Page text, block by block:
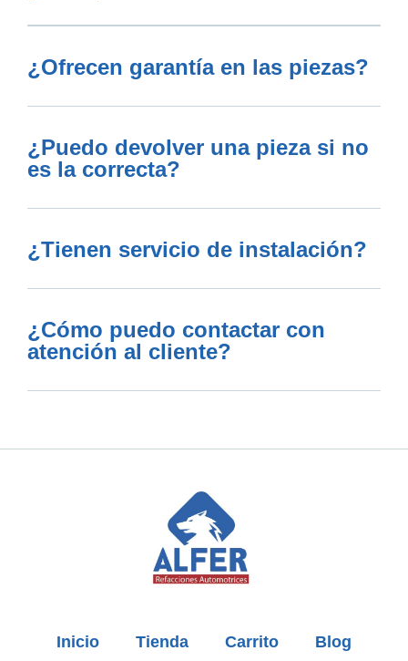
¿Ofrecen garantía en las piezas?
¿Puedo devolver una pieza si no
es la correcta?
¿Tienen servicio de instalación?
¿Cómo puedo contactar con
atención al cliente?
Inicio Tienda Carrito Blog